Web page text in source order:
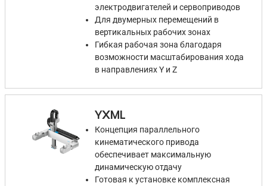
электродвигателей и сервоприводов
Для двумерных перемещений в
вертикальных рабочих зонах
Гибкая рабочая зона благодаря
возможности масштабирования хода
в направлениях Y и Z
YXML
Концепция параллельного
кинематического привода
обеспечивает максимальную
динамическую отдачу
Готовая к установке комплексная